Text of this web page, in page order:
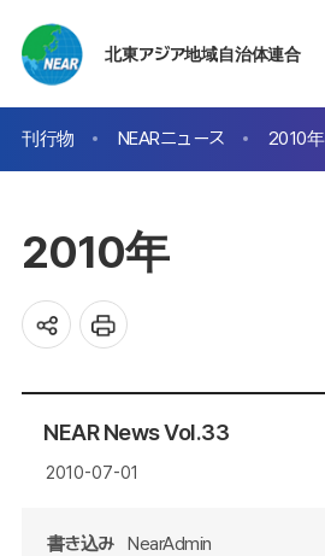
北東アジア地域自治体連合
刊行物 NEARニュース 2010年
2010年
NEAR News Vol.33
2010-07-01
書き込み NearAdmin